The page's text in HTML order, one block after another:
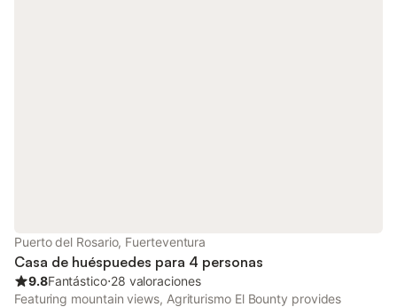
Puerto del Rosario, Fuerteventura
Casa de huéspuedes para 4 personas
9.8Fantástico⋅28 valoraciones
Featuring mountain views, Agriturismo El Bounty provides